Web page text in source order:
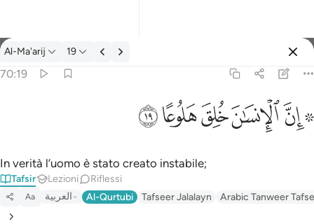
Tafsir: Al-Ma'arij 70:19
Al-Ma'arij 19
70:19
ﱪ ﱫﱬﱭﱮﱯ
In verità l’uomo è stato creato instabile;
Tafsir Lezioni Riflessi
Aa العربية Al-Qurtubi Tafseer Jalalayn Arabic Tanweer